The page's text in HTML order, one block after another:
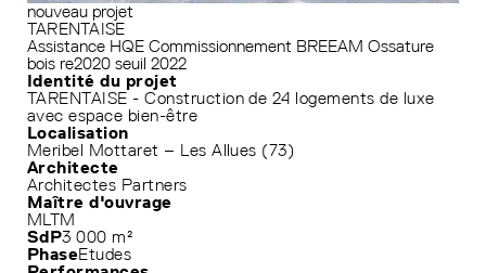
nouveau projet
TARENTAISE
Assistance HQE Commissionnement BREEAM Ossature
bois re2020 seuil 2022
Identité du projet
TARENTAISE - Construction de 24 logements de luxe
avec espace bien-être
Localisation
Meribel Mottaret – Les Allues (73)
Architecte
Architectes Partners
Maître d'ouvrage
MLTM
SdP3 000 m²
PhaseEtudes